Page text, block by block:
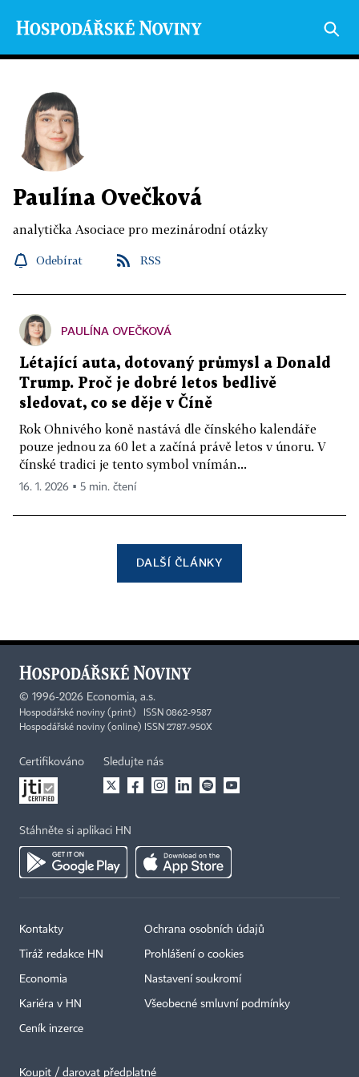
Paulína Ovečková
analytička Asociace pro mezinárodní otázky
Odebírat RSS
PAULÍNA OVEČKOVÁ
Létající auta, dotovaný průmysl a Donald
Trump. Proč je dobré letos bedlivě
sledovat, co se děje v Číně
Rok Ohnivého koně nastává dle čínského kalendáře
pouze jednou za 60 let a začíná právě letos v únoru. V
čínské tradici je tento symbol vnímán...
16. 1. 2026 ▪ 5 min. čtení
DALŠÍ ČLÁNKY
© 1996-2026 Economia, a.s.
Hospodářské noviny (print) ISSN 0862-9587
Hospodářské noviny (online) ISSN 2787-950X
Certifikováno Sledujte nás
Stáhněte si aplikaci HN
Kontakty
Tiráž redakce HN
Economia
Kariéra v HN
Ceník inzerce
Ochrana osobních údajů
Prohlášení o cookies
Nastavení soukromí
Všeobecné smluvní podmínky
Koupit / darovat předplatné